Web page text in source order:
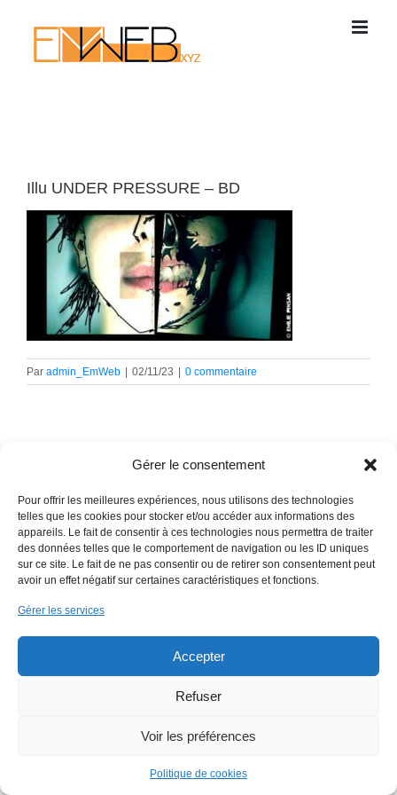
Gérer le consentement
Pour offrir les meilleures expériences, nous utilisons des technologies
telles que les cookies pour stocker et/ou accéder aux informations des
appareils. Le fait de consentir à ces technologies nous permettra de traiter
des données telles que le comportement de navigation ou les ID uniques
sur ce site. Le fait de ne pas consentir ou de retirer son consentement peut
avoir un effet négatif sur certaines caractéristiques et fonctions.
Gérer les services
Accepter
Refuser
Voir les préférences
Politique de cookies
contenu
Illu UNDER PRESSURE – BD
Par admin_EmWeb | 02/11/23 | 0 commentaire
Copyright 2018 EmWeb.xyz - Mentions légales